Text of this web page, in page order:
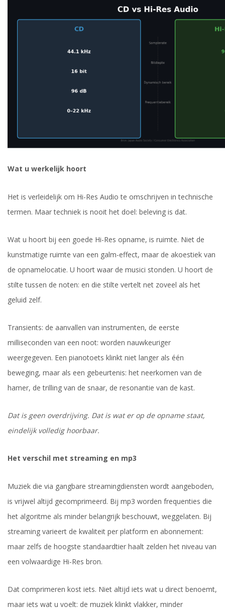
Wat u werkelijk hoort
Het is verleidelijk om Hi-Res Audio te omschrijven in technische
termen. Maar techniek is nooit het doel: beleving is dat.
Wat u hoort bij een goede Hi-Res opname, is ruimte. Niet de
kunstmatige ruimte van een galm-effect, maar de akoestiek van
de opnamelocatie. U hoort waar de musici stonden. U hoort de
stilte tussen de noten: en die stilte vertelt net zoveel als het
geluid zelf.
Transients: de aanvallen van instrumenten, de eerste
milliseconden van een noot: worden nauwkeuriger
weergegeven. Een pianotoets klinkt niet langer als één
beweging, maar als een gebeurtenis: het neerkomen van de
hamer, de trilling van de snaar, de resonantie van de kast.
Dat is geen overdrijving. Dat is wat er op de opname staat,
eindelijk volledig hoorbaar.
Het verschil met streaming en mp3
Muziek die via gangbare streamingdiensten wordt aangeboden,
is vrijwel altijd gecomprimeerd. Bij mp3 worden frequenties die
het algoritme als minder belangrijk beschouwt, weggelaten. Bij
streaming varieert de kwaliteit per platform en abonnement:
maar zelfs de hoogste standaardtier haalt zelden het niveau van
een volwaardige Hi-Res bron.
Dat comprimeren kost iets. Niet altijd iets wat u direct benoemt,
maar iets wat u voelt: de muziek klinkt vlakker, minder